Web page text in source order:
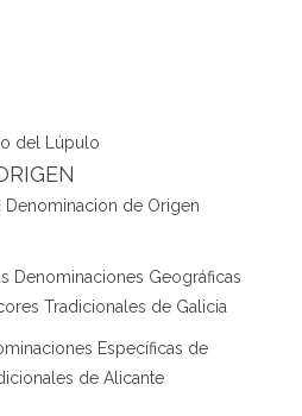
del Lúpulo
de Origen
Denominaciones Geográficas
Tradicionales de Galicia
Específicas de
de Alicante